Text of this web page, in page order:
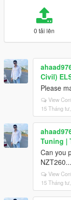
0 tải lên
Civil)
Please
View
15 Tháng
Tuning |
Can you
View
15 Tháng